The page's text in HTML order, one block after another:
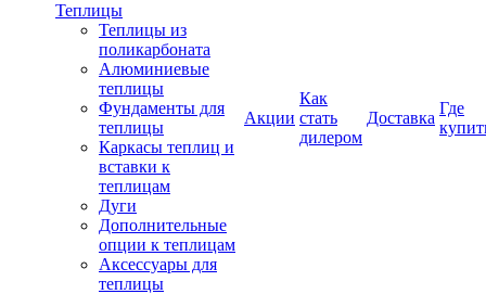
Теплицы
Теплицы из
поликарбоната
Алюминиевые
теплицы
Фундаменты для
теплицы
Каркасы теплиц и
вставки к
теплицам
Дуги
Дополнительные
опции к теплицам
Аксессуары для
теплицы
Акции
Как
стать
дилером
Доставка
Где